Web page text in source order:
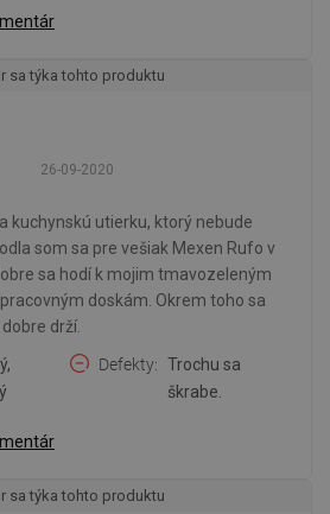
sa týka tohto produktu
26-09-2020
kuchynskú utierku, ktorý nebude
som sa pre vešiak Mexen Rufo v
sa hodí k mojim tmavozeleným
doskám. Okrem toho sa
drží.
Defekty
Trochu sa
škrabe.
sa týka tohto produktu